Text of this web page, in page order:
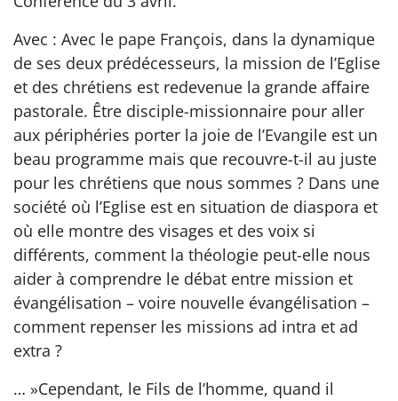
Avec : Avec le pape François, dans la dynamique
de ses deux prédécesseurs, la mission de l’Eglise
et des chrétiens est redevenue la grande affaire
pastorale. Être disciple-missionnaire pour aller
aux périphéries porter la joie de l’Evangile est un
beau programme mais que recouvre-t-il au juste
pour les chrétiens que nous sommes ? Dans une
société où l’Eglise est en situation de diaspora et
où elle montre des visages et des voix si
différents, comment la théologie peut-elle nous
aider à comprendre le débat entre mission et
évangélisation – voire nouvelle évangélisation –
comment repenser les missions ad intra et ad
extra ?
… »Cependant, le Fils de l’homme, quand il